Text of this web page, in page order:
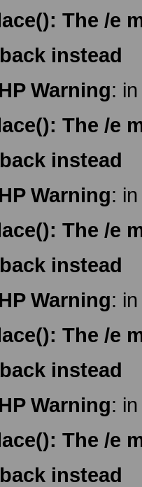
The /e
instead
Warning:
The /e
instead
Warning:
The /e
instead
Warning:
The /e
instead
Warning:
The /e
instead